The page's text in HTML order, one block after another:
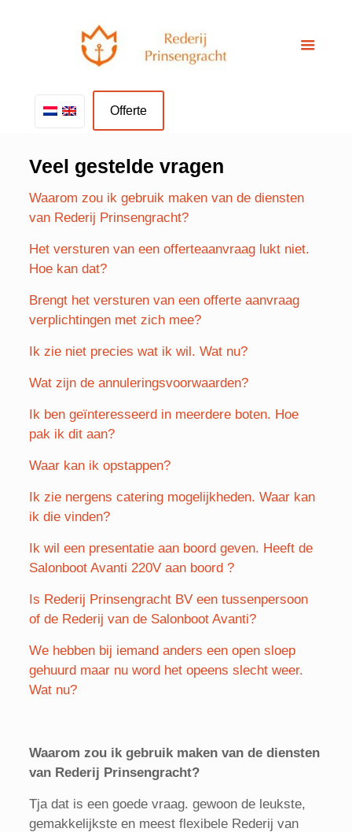
Offerte
Veel gestelde vragen
Waarom zou ik gebruik maken van de diensten
van Rederij Prinsengracht?
Het versturen van een offerteaanvraag lukt niet.
Hoe kan dat?
Brengt het versturen van een offerte aanvraag
verplichtingen met zich mee?
Ik zie niet precies wat ik wil. Wat nu?
Wat zijn de annuleringsvoorwaarden?
Ik ben geïnteresseerd in meerdere boten. Hoe
pak ik dit aan?
Waar kan ik opstappen?
Ik zie nergens catering mogelijkheden. Waar kan
ik die vinden?
Ik wil een presentatie aan boord geven. Heeft de
Salonboot Avanti 220V aan boord ?
Is Rederij Prinsengracht BV een tussenpersoon
of de Rederij van de Salonboot Avanti?
We hebben bij iemand anders een open sloep
gehuurd maar nu word het opeens slecht weer.
Wat nu?
Waarom zou ik gebruik maken van de diensten
van Rederij Prinsengracht?
Tja dat is een goede vraag. gewoon de leukste,
gemakkelijkste en meest flexibele Rederij van